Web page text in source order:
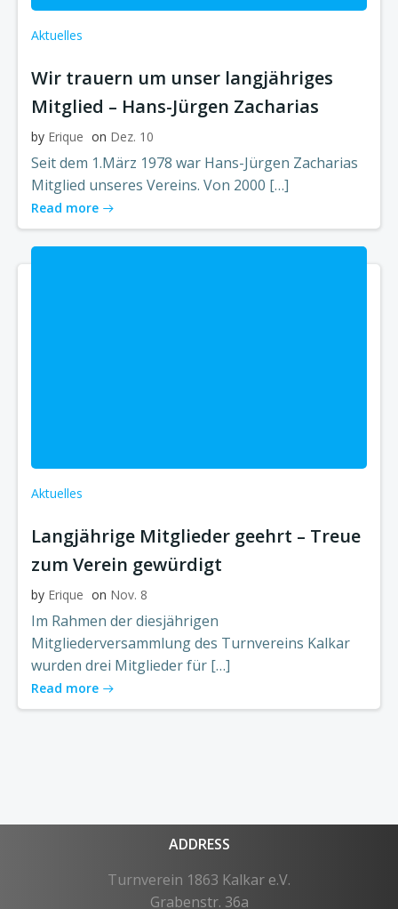
Aktuelles
Wir trauern um unser langjähriges
Mitglied – Hans-Jürgen Zacharias
by Erique on Dez. 10
Seit dem 1.März 1978 war Hans-Jürgen Zacharias
Mitglied unseres Vereins. Von 2000 […]
Read more
Aktuelles
Langjährige Mitglieder geehrt – Treue
zum Verein gewürdigt
by Erique on Nov. 8
Im Rahmen der diesjährigen
Mitgliederversammlung des Turnvereins Kalkar
wurden drei Mitglieder für […]
Read more
ADDRESS
Turnverein 1863 Kalkar e.V.
Grabenstr. 36a